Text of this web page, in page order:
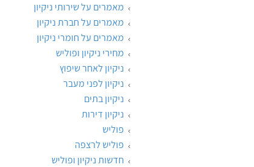
מאמרים על שירותי ניקיון
מאמרים על חברת ניקיון
מאמרים על חומרי ניקיון
מחירי ניקיון ופוליש
ניקיון לאחר שיפוץ
ניקיון לפני מעבר
ניקיון בתים
ניקיון דירות
פוליש
פוליש לרצפה
חדשות ניקיון ופוליש